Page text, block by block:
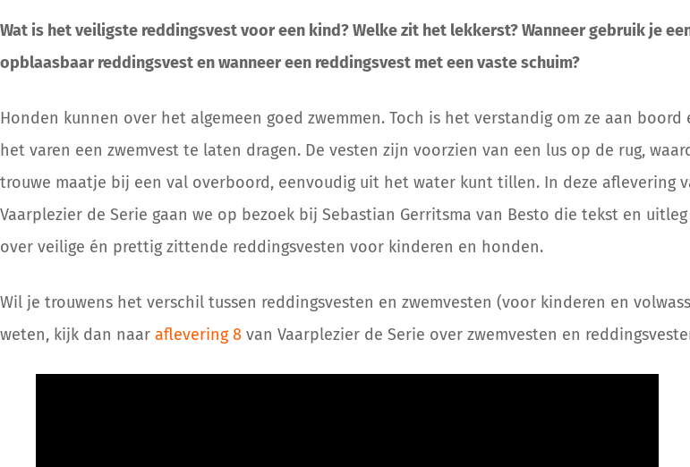
Wat is het veiligste reddingsvest voor een kind? Welke zit het lekkerst? Wanneer gebruik je
opblaasbaar reddingsvest en wanneer een reddingsvest met een vaste schuim?
Honden kunnen over het algemeen goed zwemmen. Toch is het verstandig om ze aan boord
het varen een zwemvest te laten dragen. De vesten zijn voorzien van een lus op de rug,
trouwe maatje bij een val overboord, eenvoudig uit het water kunt tillen. In deze aflevering
Vaarplezier de Serie gaan we op bezoek bij Sebastian Gerritsma van Besto die tekst en
over veilige én prettig zittende reddingsvesten voor kinderen en honden.
Wil je trouwens het verschil tussen reddingsvesten en zwemvesten (voor kinderen en
weten, kijk dan naar aflevering 8 van Vaarplezier de Serie over zwemvesten en